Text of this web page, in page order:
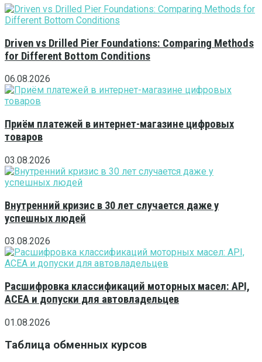
Driven vs Drilled Pier Foundations: Comparing Methods
for Different Bottom Conditions
06.08.2026
Приём платежей в интернет-магазине цифровых
товаров
03.08.2026
Внутренний кризис в 30 лет случается даже у
успешных людей
03.08.2026
Расшифровка классификаций моторных масел: API,
ACEA и допуски для автовладельцев
01.08.2026
Таблица обменных курсов